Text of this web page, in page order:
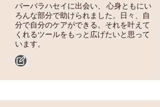
バーバラハセイに出会い、 心身ともにい
ろんな部分で助けられました。日々、自
分で自分のケアができる。それを叶えて
くれるツールをもっと広げたいと思って
います。